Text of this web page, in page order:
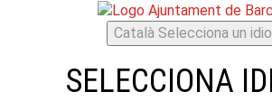
Català Selecciona un
SELECCIONA